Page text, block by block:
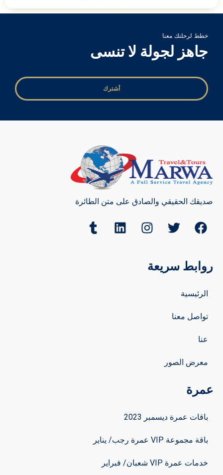
خطط لرحلتك معنا
جاهز لجولة لا تنسى
أشترك
صديقك الحقيقي والصادق على متن الطائرة
روابط سريعة
الرئيسية
تواصل معنا
عنا
معرض الصور
عمرة
باقات عمرة ديسمبر 2023
باقة مجموعة VIP عمرة رجب/ يناير
خدمات عمرة VIP شعبان/ فبراير